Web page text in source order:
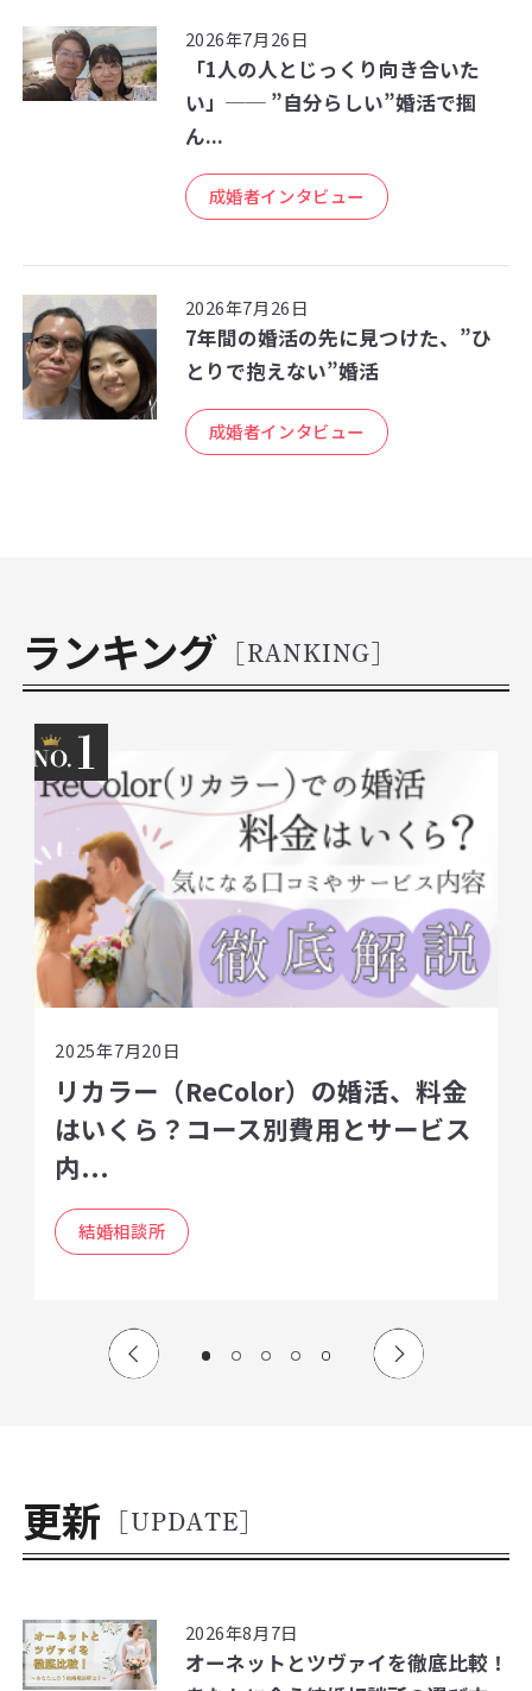
2026年7月26日
「1人の人とじっくり向き合いた
い」── ”自分らしい”婚活で掴
ん...
成婚者インタビュー
2026年7月26日
7年間の婚活の先に見つけた、”ひ
とりで抱えない”婚活
成婚者インタビュー
ランキング [RANKING]
1
2025年7月20日
リカラー（ReColor）の婚活、料金
はいくら？コース別費用とサービス
内...
結婚相談所
更新 [UPDATE]
2026年8月7日
オーネットとツヴァイを徹底比較！